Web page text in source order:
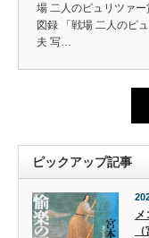
場 二人のピュリツァー
図録 「戦場 二人のピ
夫 写…
ピックアップ記事